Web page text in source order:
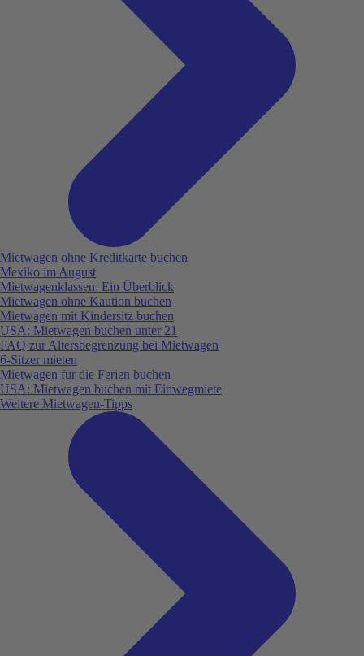
Mietwagen ohne Kreditkarte buchen
Mexiko im August
Mietwagenklassen: Ein Überblick
Mietwagen ohne Kaution buchen
Mietwagen mit Kindersitz buchen
USA: Mietwagen buchen unter 21
FAQ zur Altersbegrenzung bei Mietwagen
6-Sitzer mieten
Mietwagen für die Ferien buchen
USA: Mietwagen buchen mit Einwegmiete
Weitere Mietwagen-Tipps